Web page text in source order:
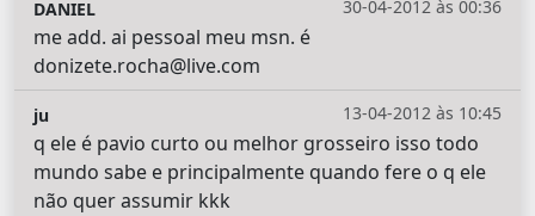
30-04-2012 às 00:36
DANIEL
me add. ai pessoal meu msn. é
donizete.rocha@live.com
13-04-2012 às 10:45
ju
q ele é pavio curto ou melhor grosseiro isso todo
mundo sabe e principalmente quando fere o q ele
não quer assumir kkk